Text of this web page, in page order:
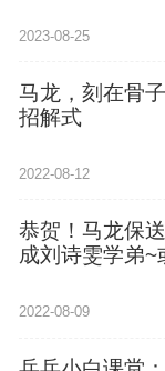
2023-08-25
马龙，刻在骨
招解式
2022-08-12
恭贺！马龙保
成刘诗雯学弟~
2022-08-09